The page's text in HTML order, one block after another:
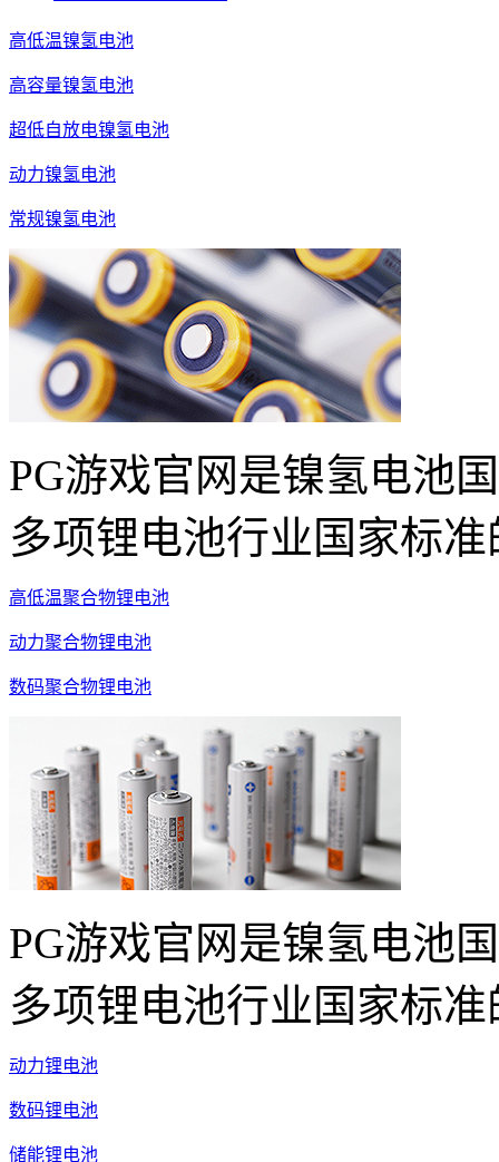
高低温镍氢电池
高容量镍氢电池
超低自放电镍氢电池
动力镍氢电池
常规镍氢电池
PG游戏官网是镍氢电池
多项锂电池行业国家标
高低温聚合物锂电池
动力聚合物锂电池
数码聚合物锂电池
PG游戏官网是镍氢电池
多项锂电池行业国家标
动力锂电池
数码锂电池
储能锂电池